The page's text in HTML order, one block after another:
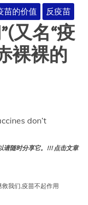
苗的价值 反疫苗
又名“疫
裸裸的
don’t
请随时分享它。!!! 点击文章
救我们,疫苗不起作用